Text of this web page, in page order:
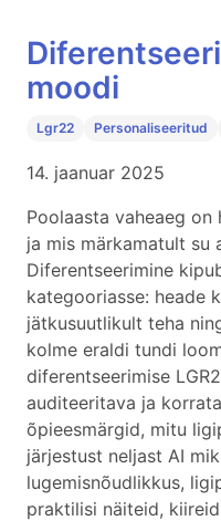
moodi
Lgr22 Personaliseeritud
14. jaanuar 2025
Poolaasta vaheaeg
ja mis märkamatult su
Diferentseerimine
kategooriasse: heade
jätkusuutlikult teha
kolme eraldi tundi
diferentseerimise
auditeeritava ja
õpieesmärgid, mitu
järjestust neljast AI
lugemisnõudlikkus,
praktilisi näiteid,